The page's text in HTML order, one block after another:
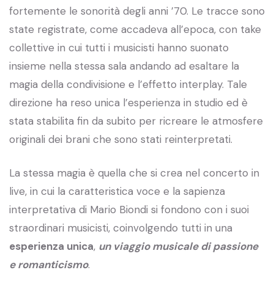
fortemente le sonorità degli anni ’70. Le tracce sono
state registrate, come accadeva all’epoca, con take
collettive in cui tutti i musicisti hanno suonato
insieme nella stessa sala andando ad esaltare la
magia della condivisione e l’effetto interplay. Tale
direzione ha reso unica l’esperienza in studio ed è
stata stabilita fin da subito per ricreare le atmosfere
originali dei brani che sono stati reinterpretati.
La stessa magia è quella che si crea nel concerto in
live, in cui la caratteristica voce e la sapienza
interpretativa di Mario Biondi si fondono con i suoi
straordinari musicisti, coinvolgendo tutti in una
esperienza unica, un viaggio musicale di passione
e romanticismo.